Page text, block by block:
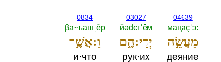
04639
маңаçˈэ:‎
מַעֲשֵׂ֣ה
деяние
03027
йәđєғˈěм
יְדֵי:הֶ֑ם
рук·их
0834
βа~ъашˌěр
וַ:אֲשֶׁ֥ר
и·что